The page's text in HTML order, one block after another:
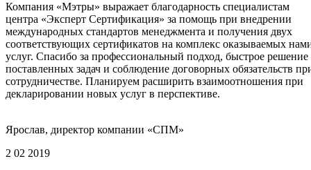
Компания «Мэтры» выражает благодарность специалистам
центра «Эксперт Сертификация» за помощь при внедрении
международных стандартов менеджмента и получения двух
соответствующих сертификатов на комплекс оказываемых
услуг. Спасибо за профессиональный подход, быстрое решение
поставленных задач и соблюдение договорных обязательств
сотрудничестве. Планируем расширить взаимоотношения при
декларировании новых услуг в перспективе.
Ярослав, директор компании «СПМ»
2 02 2019